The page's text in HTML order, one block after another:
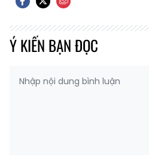
Ý KIẾN BẠN ĐỌC